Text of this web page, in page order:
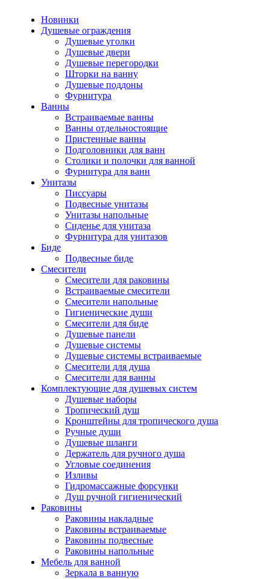
Новинки
Душевые ограждения
Душевые уголки
Душевые двери
Душевые перегородки
Шторки на ванну
Душевые поддоны
Фурнитура
Ванны
Встраиваемые ванны
Ванны отдельностоящие
Пристенные ванны
Подголовники для ванн
Столики и полочки для ванной
Фурнитура для ванн
Унитазы
Писсуары
Подвесные унитазы
Унитазы напольные
Сиденье для унитаза
Фурнитура для унитазов
Биде
Подвесные биде
Cмесители
Смесители для раковины
Встраиваемые смесители
Смесители напольные
Гигиенические души
Смесители для биде
Душевые панели
Душевые системы
Душевые системы встраиваемые
Смесители для душа
Смесители для ванны
Комплектующие для душевых систем
Душевые наборы
Тропический душ
Кронштейны для тропического душа
Ручные души
Душевые шланги
Держатель для ручного душа
Угловые соединения
Изливы
Гидромассажные форсунки
Душ ручной гигиенический
Раковины
Раковины накладные
Раковины встраиваемые
Раковины подвесные
Раковины напольные
Мебель для ванной
Зеркала в ванную